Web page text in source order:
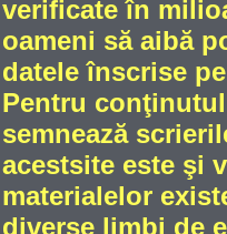
verificate în
oameni să aibă
datele înscrise
Pentru
semnează
acestsite este şi
materialelor
diverse limbi de